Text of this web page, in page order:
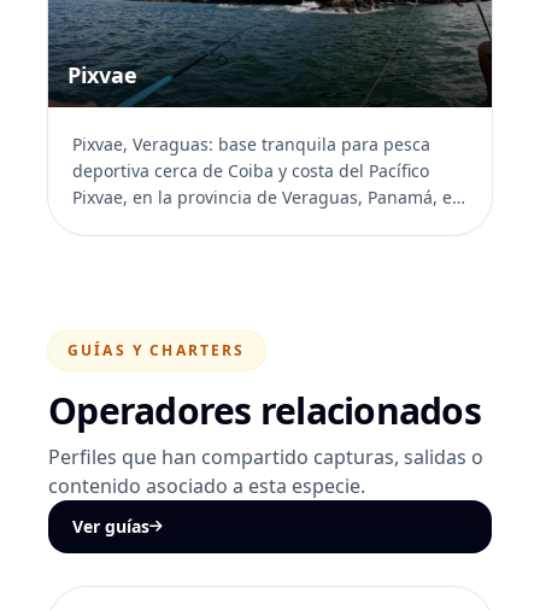
Pixvae
Pixvae, Veraguas: base tranquila para pesca
deportiva cerca de Coiba y costa del Pacífico
Pixvae, en la provincia de Veraguas, Panamá, es
GUÍAS Y CHARTERS
Operadores relacionados
Perfiles que han compartido capturas, salidas o
contenido asociado a esta especie.
Ver guías